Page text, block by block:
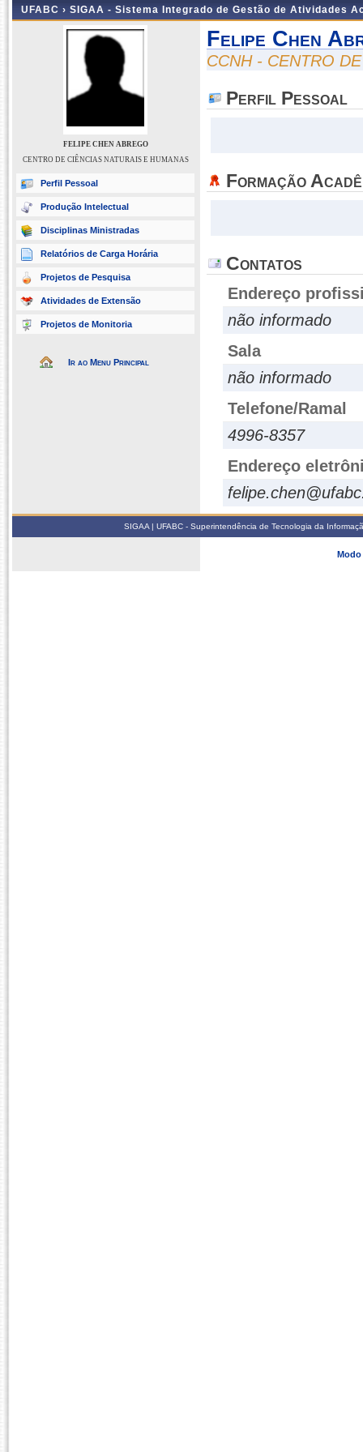
UFABC › SIGAA - Sistema Integrado de Gestão de Atividades
FELIPE CHEN ABREGO
CENTRO DE CIÊNCIAS NATURAIS E HUMANAS
Perfil Pessoal
Produção Intelectual
Disciplinas Ministradas
Relatórios de Carga Horária
Projetos de Pesquisa
Atividades de Extensão
Projetos de Monitoria
Ir ao Menu Principal
Felipe Chen
CCNH - CENTRO
Perfil Pessoal
Formação
Contatos
Endereço
não informado
Sala
não informado
Telefone/Ramal
4996-8357
Endereço
SIGAA | UFABC - Superintendência de Tecnologia da
Modo